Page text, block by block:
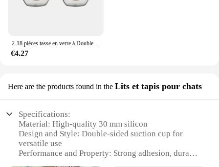
2-18 pièces tasse en verre à Double paroi à haute teneur en Borosilicate résistant à la chaleur thé lait jus café eau tasse Bar verres cadeau ensemble créatif
€4.27
Here are the products found in the Lits et tapis pour chats
Specifications:
Material: High-quality 30 mm silicon
Design and Style: Double-sided suction cup for
versatile use
Performance and Property: Strong adhesion, durable